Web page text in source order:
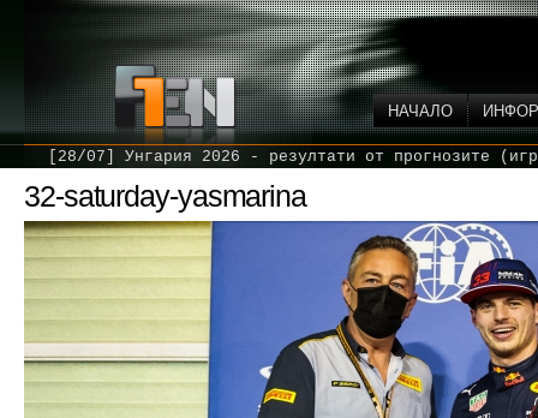
НАЧАЛО
[28/07] Унгария 2026 - резултати от прогнозите
32-saturday-yasmarina